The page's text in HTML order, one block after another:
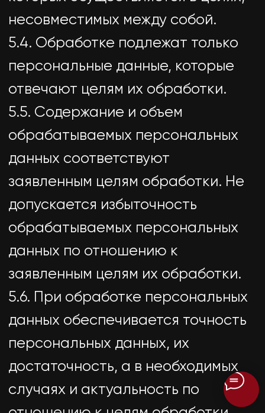
в области защиты персональных
данных.
сохранность персональных
данных и принимает все
возможные меры, исключающие
доступ к персональным данным
неуполномоченных лиц.
8.2. Персональные данные
Пользователя никогда, ни при
каких условиях не будут переданы
третьим лицам, за исключением
случаев, связанных с исполнением
либо в случае, если субъектом
персональных данных дано
согласие Оператору на передачу
данных третьему лицу для
исполнения обязательств по
гражданско-правовому договору.
неточностей в персональных
данных, Пользователь может